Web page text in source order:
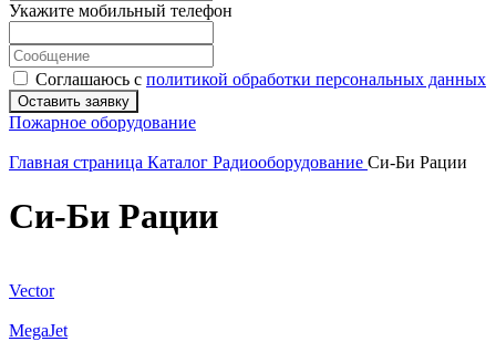
Укажите мобильный телефон
Соглашаюсь с политикой обработки персональных данных
Оставить заявку
Пожарное оборудование
Главная страница Каталог Радиооборудование Си-Би Рации
Си-Би Рации
Vector
MegaJet